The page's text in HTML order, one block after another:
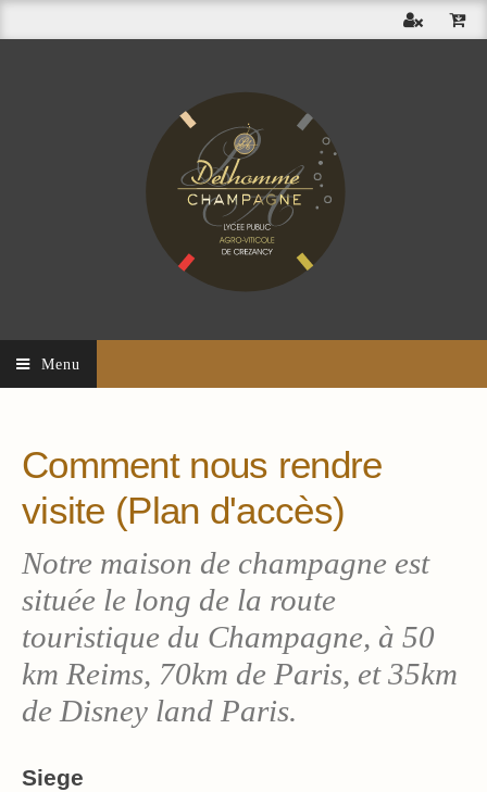
Menu
Comment nous rendre
visite (Plan d'accès)
Notre maison de champagne est
située le long de la route
touristique du Champagne, à 50
km Reims, 70km de Paris, et 35km
de Disney land Paris.
Siege